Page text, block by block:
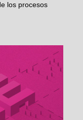
los procesos